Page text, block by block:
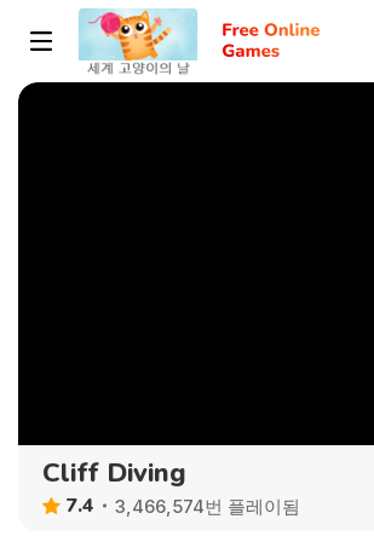
Cliff Diving
7.4 3,466,574번 플레이됨